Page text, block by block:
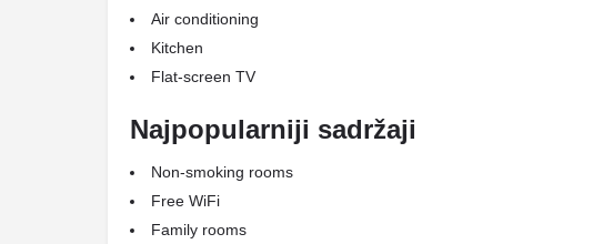
Air conditioning
Kitchen
Flat-screen TV
Najpopularniji sadržaji
Non-smoking rooms
Free WiFi
Family rooms